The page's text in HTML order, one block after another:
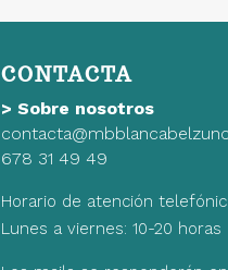
era:
es:
CONTACTA
>Sobre nosotros
678 31 49 49
Horario de atención
Lunes a viernes: 10-20 horas